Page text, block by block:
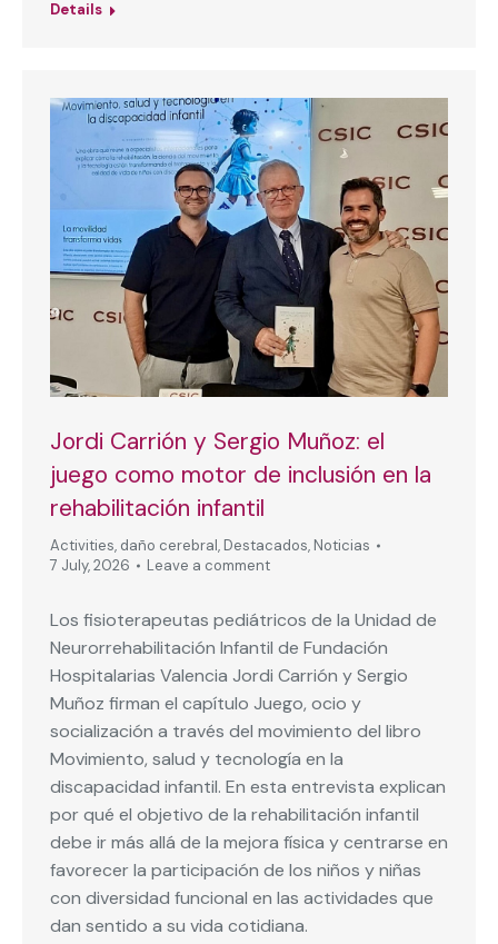
Details
Jordi Carrión y Sergio Muñoz: el
juego como motor de inclusión en la
rehabilitación infantil
Activities, daño cerebral, Destacados, Noticias
7 July, 2026
Leave a comment
Los fisioterapeutas pediátricos de la Unidad de
Neurorrehabilitación Infantil de Fundación
Hospitalarias Valencia Jordi Carrión y Sergio
Muñoz firman el capítulo Juego, ocio y
socialización a través del movimiento del libro
Movimiento, salud y tecnología en la
discapacidad infantil. En esta entrevista explican
por qué el objetivo de la rehabilitación infantil
debe ir más allá de la mejora física y centrarse en
favorecer la participación de los niños y niñas
con diversidad funcional en las actividades que
dan sentido a su vida cotidiana.